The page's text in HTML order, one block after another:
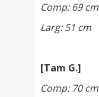
Comp: 69 cm
Larg: 51 cm
[Tam G.]
Comp: 70 cm